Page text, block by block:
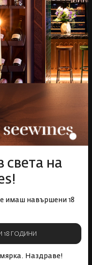
на
имаш навършени 18
ГОДИНИ
Наздраве!
вина